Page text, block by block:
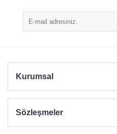
Ürün açıklamasında eksik
Ürün bilgilerinde hatalar
Kurumsal
Sözleşmeler